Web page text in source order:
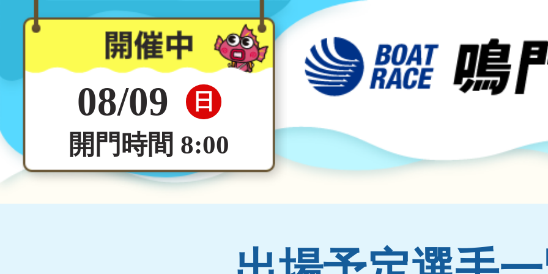
08/09 日
開門時間 8:00